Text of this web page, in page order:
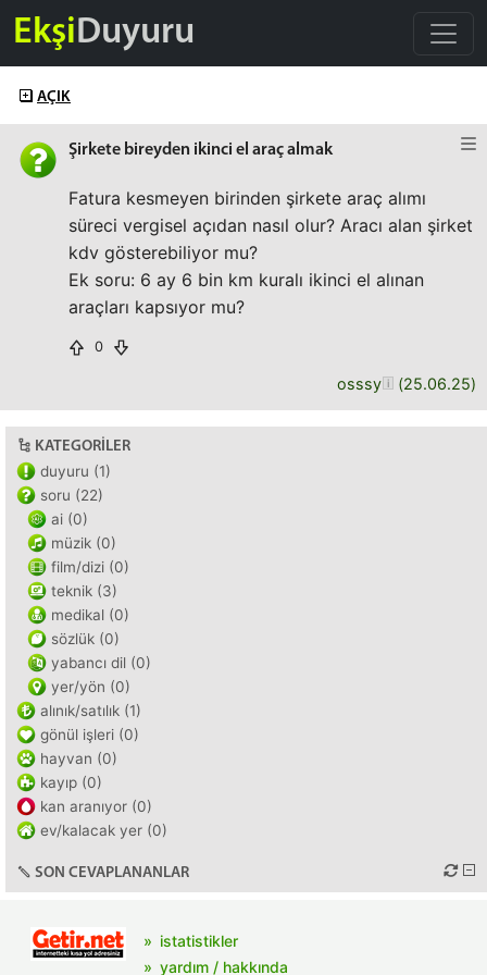
EkşiDuyuru
AÇIK
Şirkete bireyden ikinci el araç almak
Fatura kesmeyen birinden şirkete araç alımı
süreci vergisel açıdan nasıl olur? Aracı alan şirket
kdv gösterebiliyor mu?
Ek soru: 6 ay 6 bin km kuralı ikinci el alınan
araçları kapsıyor mu?
0
osssy (25.06.25)
KATEGORILER
duyuru (1)
soru (22)
ai (0)
müzik (0)
film/dizi (0)
teknik (3)
medikal (0)
sözlük (0)
yabancı dil (0)
yer/yön (0)
alınık/satılık (1)
gönül işleri (0)
hayvan (0)
kayıp (0)
kan aranıyor (0)
ev/kalacak yer (0)
SON CEVAPLANANLAR
istatistikler
yardım / hakkında